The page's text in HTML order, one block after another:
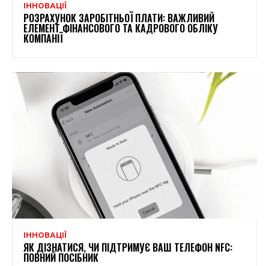
ІННОВАЦІЇ
РОЗРАХУНОК ЗАРОБІТНЬОЇ ПЛАТИ: ВАЖЛИВИЙ
ЕЛЕМЕНТ ФІНАНСОВОГО ТА КАДРОВОГО ОБЛІКУ
КОМПАНІЇ
ІННОВАЦІЇ
ЯК ДІЗНАТИСЯ, ЧИ ПІДТРИМУЄ ВАШ ТЕЛЕФОН NFC:
ПОВНИЙ ПОСІБНИК